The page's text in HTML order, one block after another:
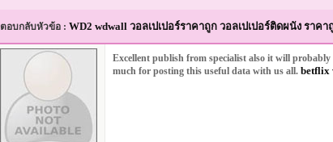
ตอบกลับหัวข้อ : WD2 wdwall วอลเปเปอร์ราคาถูก วอลเปเปอร์ติดผนัง ราค
Excellent publish from specialist also it will
much for posting this useful data with us all. betflix